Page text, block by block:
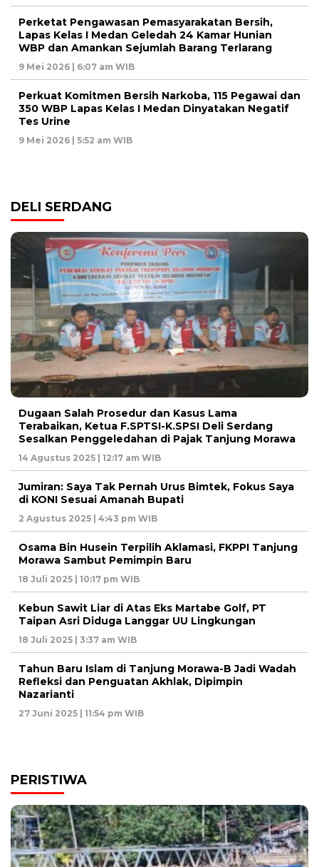
Perketat Pengawasan Pemasyarakatan Bersih,
Lapas Kelas I Medan Geledah 24 Kamar Hunian
WBP dan Amankan Sejumlah Barang Terlarang
9 Mei 2026 | 6:07 am WIB
Perkuat Komitmen Bersih Narkoba, 115 Pegawai dan
350 WBP Lapas Kelas I Medan Dinyatakan Negatif
Tes Urine
9 Mei 2026 | 5:52 am WIB
DELI SERDANG
Dugaan Salah Prosedur dan Kasus Lama
Terabaikan, Ketua F.SPTSI-K.SPSI Deli Serdang
Sesalkan Penggeledahan di Pajak Tanjung Morawa
14 Agustus 2025 | 12:17 am WIB
Jumiran: Saya Tak Pernah Urus Bimtek, Fokus Saya
di KONI Sesuai Amanah Bupati
2 Agustus 2025 | 4:43 pm WIB
Osama Bin Husein Terpilih Aklamasi, FKPPI Tanjung
Morawa Sambut Pemimpin Baru
18 Juli 2025 | 10:17 pm WIB
Kebun Sawit Liar di Atas Eks Martabe Golf, PT
Taipan Asri Diduga Langgar UU Lingkungan
18 Juli 2025 | 3:37 am WIB
Tahun Baru Islam di Tanjung Morawa-B Jadi Wadah
Refleksi dan Penguatan Akhlak, Dipimpin
Nazarianti
27 Juni 2025 | 11:54 pm WIB
PERISTIWA